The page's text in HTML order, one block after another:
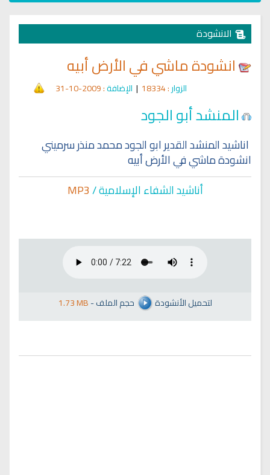
الانشودة
انشودة ماشي في الأرض أبيه
الزوار: 18334
| الإضافة: 2009-10-31
المنشد أبو الجود
اناشيد المنشد القدير ابو الجود محمد منذر سرميني
انشودة ماشي في الأرض أبيه
أناشيد الشفاء الإسلامية /MP3
1.73 MB- لتحميل الأنشودة حجم الملف